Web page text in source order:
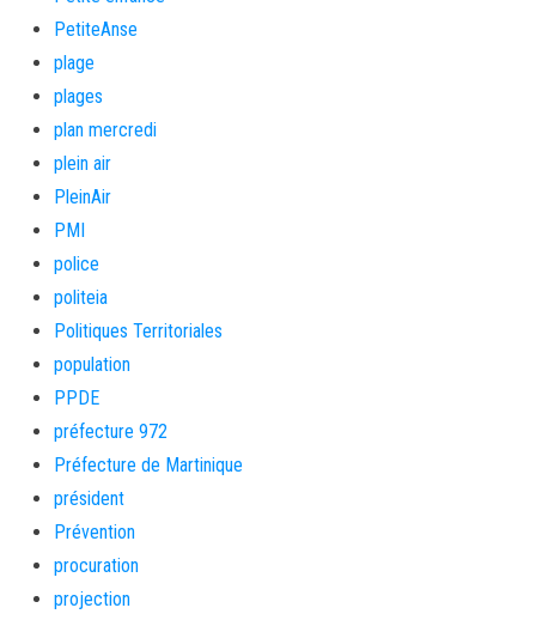
PetiteAnse
plage
plages
plan mercredi
plein air
PleinAir
PMI
police
politeia
Politiques Territoriales
population
PPDE
préfecture 972
Préfecture de Martinique
président
Prévention
procuration
projection